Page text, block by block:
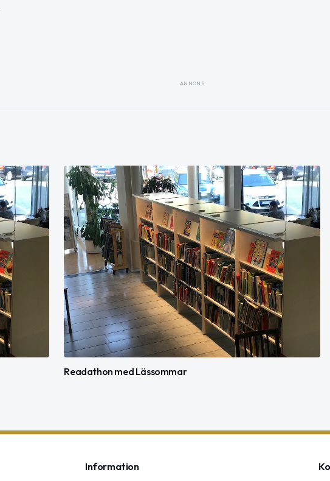
ANNONS
Readathon med Lässommar
Information